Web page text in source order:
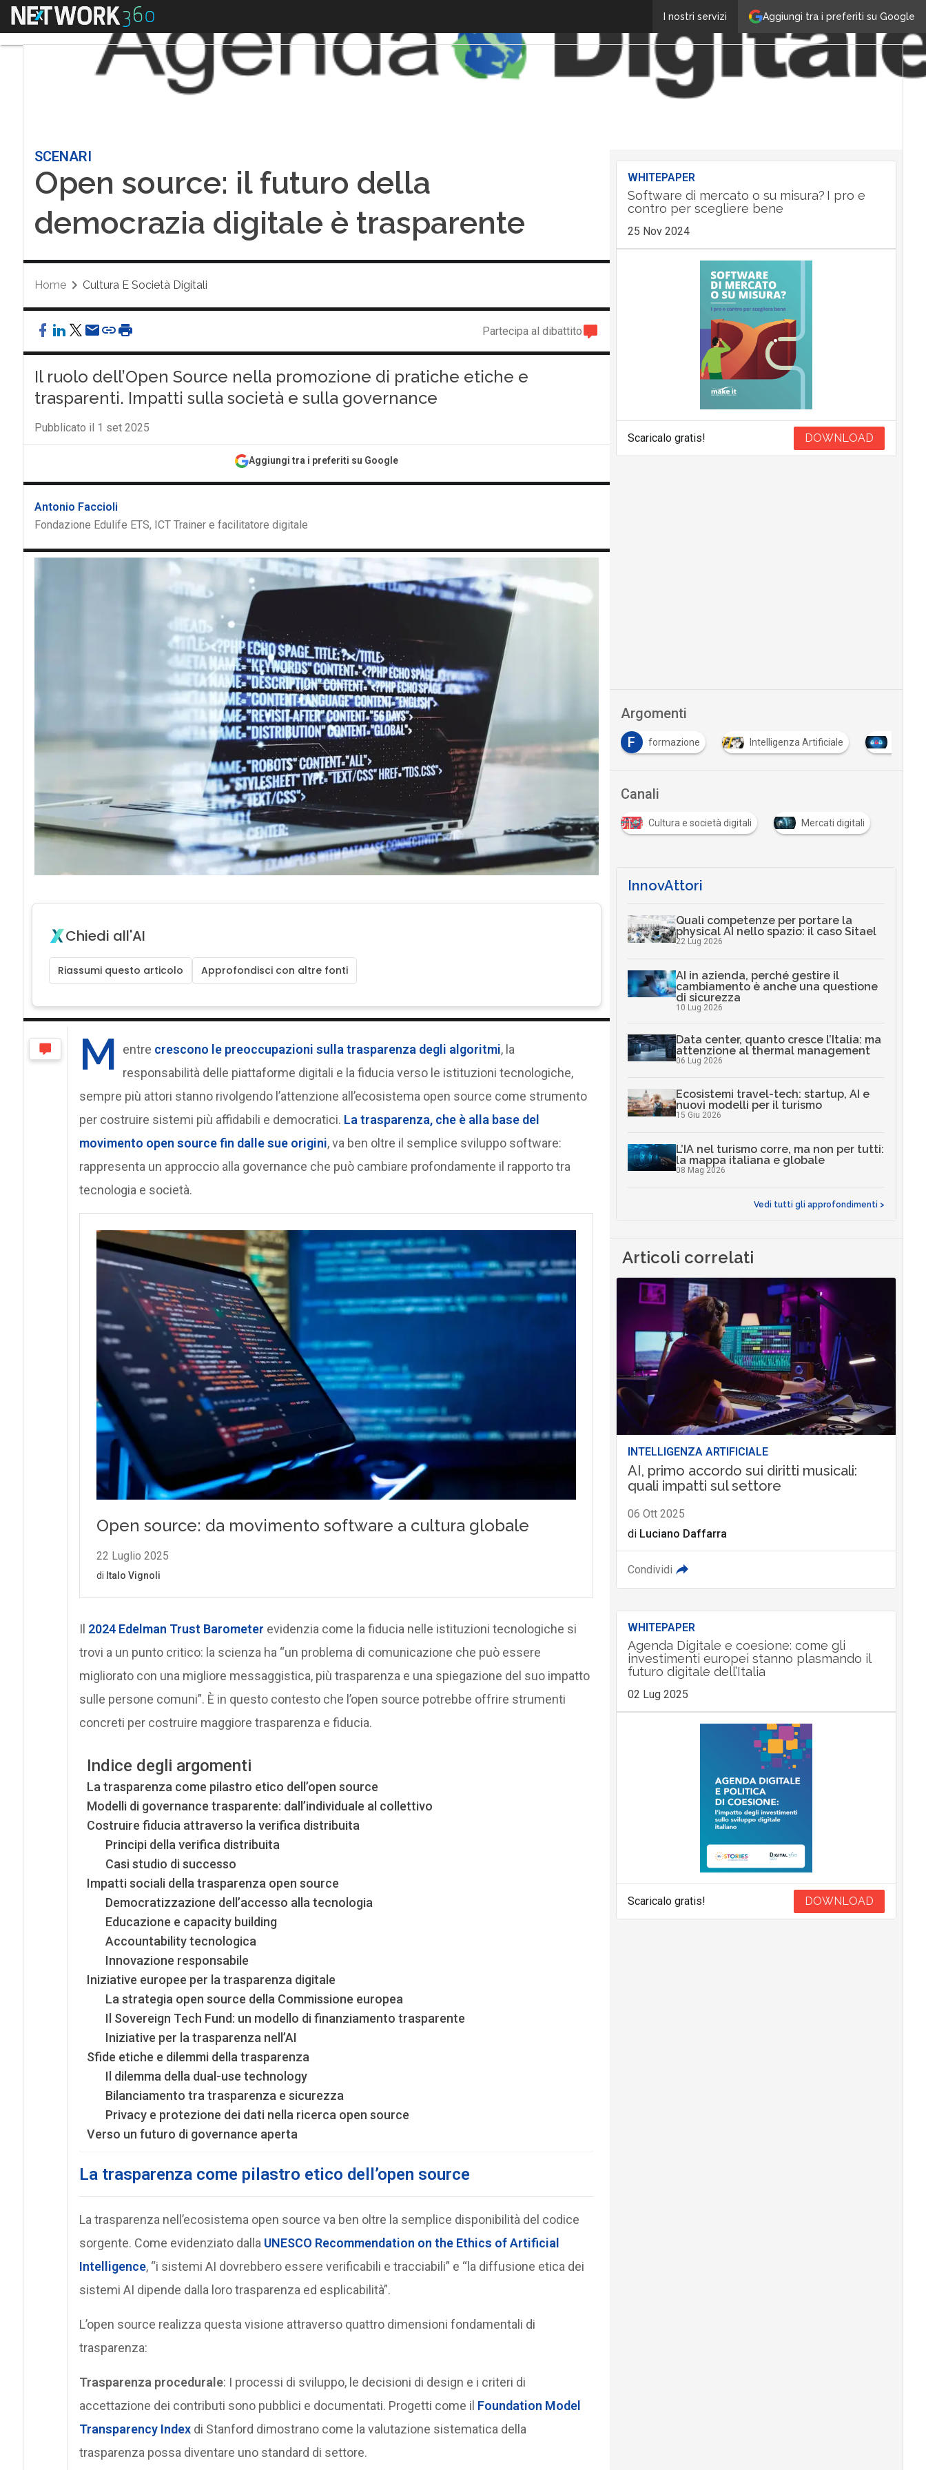
Aggiungi tra i preferiti su Google
I nostri servizi
Menu
SCENARI
Open source: il futuro della
democrazia digitale è trasparente
Home Cultura E Società Digitali
Partecipa al dibattito
Il ruolo dell’Open Source nella promozione di pratiche etiche e
trasparenti. Impatti sulla società e sulla governance
Pubblicato il 1 set 2025
Aggiungi tra i preferiti su Google
Antonio Faccioli
Fondazione Edulife ETS, ICT Trainer e facilitatore digitale
Chiedi all'AI
Riassumi questo articolo Approfondisci con altre fonti
M entre crescono le preoccupazioni sulla trasparenza degli algoritmi, la
responsabilità delle piattaforme digitali e la fiducia verso le istituzioni tecnologiche,
sempre più attori stanno rivolgendo l’attenzione all’ecosistema open source come strumento
per costruire sistemi più affidabili e democratici. La trasparenza, che è alla base del
movimento open source fin dalle sue origini, va ben oltre il semplice sviluppo software:
rappresenta un approccio alla governance che può cambiare profondamente il rapporto tra
tecnologia e società.
Il 2024 Edelman Trust Barometer evidenzia come la fiducia nelle istituzioni tecnologiche si
trovi a un punto critico: la scienza ha “un problema di comunicazione che può essere
migliorato con una migliore messaggistica, più trasparenza e una spiegazione del suo impatto
sulle persone comuni”. È in questo contesto che l’open source potrebbe offrire strumenti
concreti per costruire maggiore trasparenza e fiducia.
Indice degli argomenti
La trasparenza come pilastro etico dell’open source
Modelli di governance trasparente: dall’individuale al collettivo
Costruire fiducia attraverso la verifica distribuita
Principi della verifica distribuita
Casi studio di successo
Impatti sociali della trasparenza open source
Democratizzazione dell’accesso alla tecnologia
Educazione e capacity building
Accountability tecnologica
Innovazione responsabile
Iniziative europee per la trasparenza digitale
La strategia open source della Commissione europea
Il Sovereign Tech Fund: un modello di finanziamento trasparente
Iniziative per la trasparenza nell’AI
Sfide etiche e dilemmi della trasparenza
Il dilemma della dual-use technology
Bilanciamento tra trasparenza e sicurezza
Privacy e protezione dei dati nella ricerca open source
Verso un futuro di governance aperta
La trasparenza come pilastro etico dell’open source
La trasparenza nell’ecosistema open source va ben oltre la semplice disponibilità del codice
sorgente. Come evidenziato dalla UNESCO Recommendation on the Ethics of Artificial
Intelligence, “i sistemi AI dovrebbero essere verificabili e tracciabili” e “la diffusione etica dei
sistemi AI dipende dalla loro trasparenza ed esplicabilità”.
L’open source realizza questa visione attraverso quattro dimensioni fondamentali di
trasparenza:
Trasparenza procedurale: I processi di sviluppo, le decisioni di design e i criteri di
accettazione dei contributi sono pubblici e documentati. Progetti come il Foundation Model
Transparency Indexdi Stanford dimostrano come la valutazione sistematica della
trasparenza possa diventare uno standard di settore.
WHITEPAPER
Software di mercato o su misura? I pro e
contro per scegliere bene
25 Nov 2024
Scaricalo gratis! DOWNLOAD
Argomenti
D
democrazia F formazione Intelligenza Artificiale
Canali
Cultura e società digitali Mercati digitali
InnovAttori
Quali competenze per portare la
physical AI nello spazio: il caso Sitael
22 Lug 2026
AI in azienda, perché gestire il
cambiamento è anche una questione
di sicurezza
10 Lug 2026
Data center, quanto cresce l’Italia: ma
attenzione al thermal management
06 Lug 2026
Ecosistemi travel-tech: startup, AI e
nuovi modelli per il turismo
15 Giu 2026
L’IA nel turismo corre, ma non per tutti:
la mappa italiana e globale
08 Mag 2026
Vedi tutti gli approfondimenti >
Articoli correlati
INTELLIGENZA ARTIFICIALE
AI, primo accordo sui diritti musicali:
quali impatti sul settore
06 Ott 2025
di Luciano Daffarra
Condividi
WHITEPAPER
Agenda Digitale e coesione: come gli
investimenti europei stanno plasmando il
futuro digitale dell’Italia
02 Lug 2025
Scaricalo gratis! DOWNLOAD